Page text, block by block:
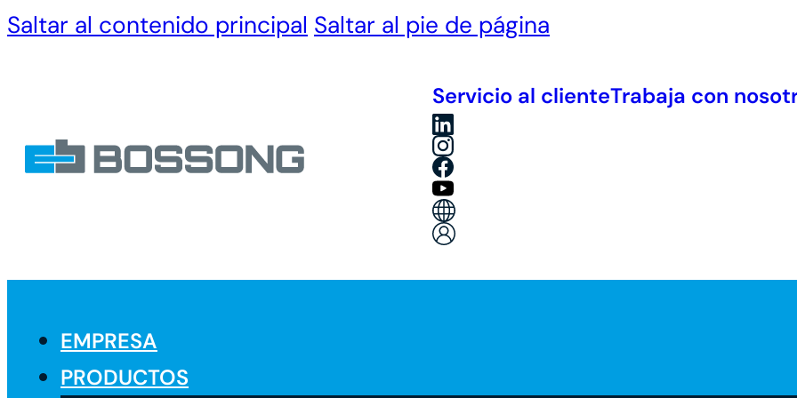
Saltar al contenido principal Saltar al pie de página
Servicio al clienteTrabaja con
EMPRESA
PRODUCTOS